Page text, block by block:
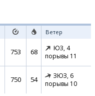
Ветер
753 68 ЮЗ, 4
порывы 11
750 54 ЗЮЗ, 6
порывы 10